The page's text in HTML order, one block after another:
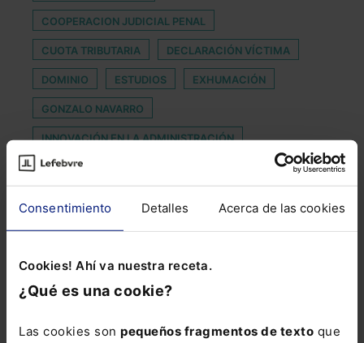
Consentimiento Detalles Acerca de las cookies
Cookies! Ahí va nuestra receta.
¿Qué es una cookie?
Las cookies son pequeños fragmentos de texto que
COOPERACION JUDICIAL PENAL
CUOTA TRIBUTARIA DECLARACIÓN VÍCTIMA
DOMINIO ESTUDIOS EXHUMACIÓN
GONZALO NAVARRO
INNOVACIÓN EN LA ADMINISTRACIÓN
JOVEN AUTÓNOMO
PERSECUCION PUBLICACIONES